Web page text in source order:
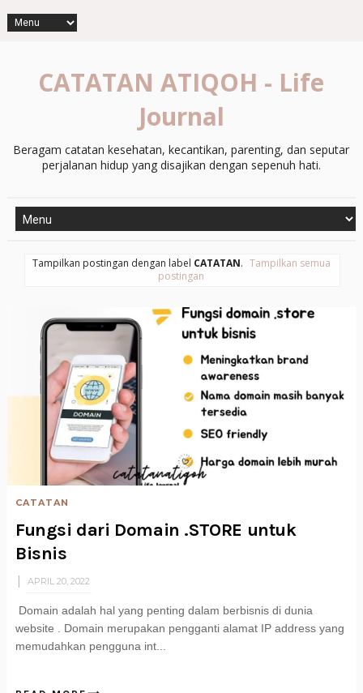
CATATAN ATIQOH - Life
Journal
Beragam catatan kesehatan, kecantikan, parenting, dan seputar
perjalanan hidup yang disajikan dengan sepenuh hati.
Tampilkan postingan dengan label CATATAN. Tampilkan semua
postingan
CATATAN
Fungsi dari Domain .STORE untuk
Bisnis
APRIL 20, 2022
Domain adalah hal yang penting dalam berbisnis di dunia
website . Domain merupakan pengganti alamat IP address yang
memudahkan pengguna int...